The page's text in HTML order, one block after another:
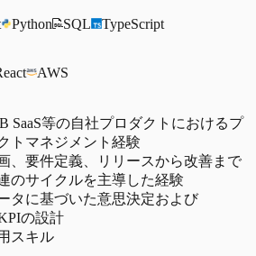
Python SQL TypeScript
AWS
SaaS等の自社プロダクトにおけるプ
トマネジメント経験
、要件定義、リリースから改善まで
のサイクルを主導した経験
タに基づいた意思決定および
の設計
スキル